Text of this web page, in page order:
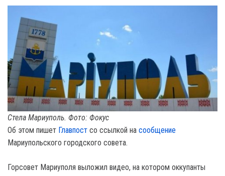
Стела Мариуполь. Фото: Фокус
Об этом пишет Главпост со ссылкой на сообщение
Мариупольского городского совета.
Горсовет Мариуполя выложил видео, на котором оккупанты